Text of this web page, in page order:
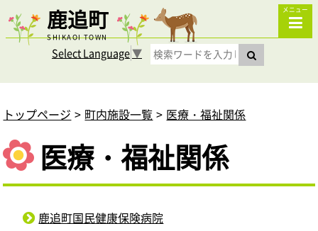
鹿追町
SHIKAOI TOWN
メニュー
Select Language▼
トップページ 町内施設一覧 医療・福祉関係
医療・福祉関係
鹿追町国民健康保険病院